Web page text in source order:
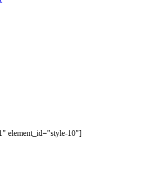
element_id="style-10"]